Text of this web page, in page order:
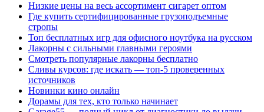
Низкие цены на весь ассортимент сигарет оптом
Где купить сертифицированные грузоподъемные
стропы
Топ бесплатных игр для офисного ноутбука на русском
Лакорны с сильными главными героями
Смотреть популярные лакорны бесплатно
Сливы курсов: где искать — топ-5 проверенных
источников
Новинки кино онлайн
Дорамы для тех, кто только начинает